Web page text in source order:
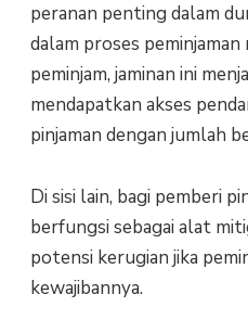
peranan penting dalam
dalam proses peminjaman
peminjam, jaminan ini
mendapatkan akses
pinjaman dengan jumlah
Di sisi lain, bagi pemberi
berfungsi sebagai alat
potensi kerugian jika
kewajibannya.